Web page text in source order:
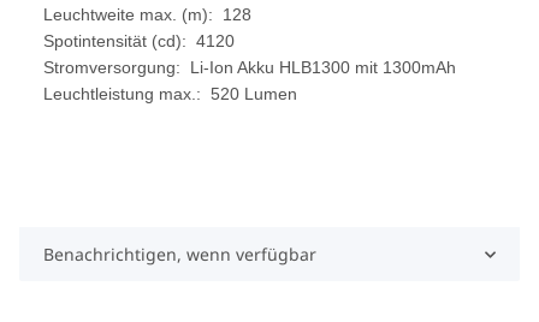
Leuchtweite max. (m): 128
Spotintensität (cd): 4120
Stromversorgung: Li-Ion Akku HLB1300 mit 1300mAh
Leuchtleistung max.: 520 Lumen
Benachrichtigen, wenn verfügbar